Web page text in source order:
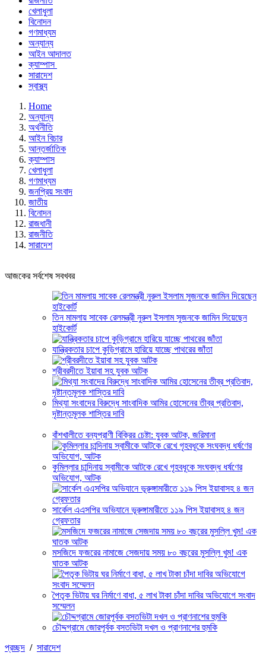
খেলাধুলা
বিনোদন
গণমাধ্যম
অন্যান্য
আইন আদালত
ক্যাম্পাস
সারাদেশ
স্বাস্থ্য
Home
অন্যান্য
অর্থনীতি
আইন বিচার
আন্তর্জাতিক
ক্যাম্পাস
খেলাধুলা
গণমাধ্যম
জনপ্রিয় সংবাদ
জাতীয়
বিনোদন
রাজধানী
রাজনীতি
সারাদেশ
আজকের সর্বশেষ সবখবর
তিন মামলায় সাবেক রেলমন্ত্রী নুরুল ইসলাম সুজনকে জামিন দিয়েছেন
হাইকোর্ট
যান্ত্রিকতার চাপে কুড়িগ্রামে হারিয়ে যাচ্ছে পাথরের জাঁতা
শ্রীবরদীতে ইয়াবা সহ যুবক আটক
মিথ্যা সংবাদের বিরুদ্ধে সাংবাদিক আমির হোসেনের তীব্র প্রতিবাদ,
দৃষ্টান্তমূলক শাস্তির দাবি
বাঁশখালীতে বন্যপ্রাণী বিক্রির চেষ্টা: যুবক আটক, জরিমানা
কুমিল্লার চান্দিনায় স্বামীকে আটকে রেখে গৃহবধূকে সংঘবদ্ধ ধর্ষণের
অভিযোগ, আটক
সার্কেল এএসপির অভিযানে ভূরুঙ্গামারীতে ১১৯ পিস ইয়াবাসহ ৪ জন
গ্রেফতার
মসজিদে ফজরের নামাজে সেজদায় সময় ৮০ বছরের মুসল্লি খুম! এক
ঘাতক আটক
পৈতৃক ভিটায় ঘর নির্মাণে বাধা, ৫ লাখ টাকা চাঁদা দাবির অভিযোগে সংবাদ
সম্মেলন
চৌদ্দগ্রামে জোরপূর্বক বসতভিটা দখল ও প্রাণনাশের হুমকি
প্রচ্ছদ / সারাদেশ